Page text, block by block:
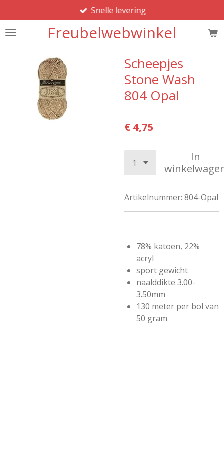
direct
naar
hoofdinhoud
Freubelwebwinkel
Snelle levering
Scheepjes
Stone Wash
804 Opal
€ 4,75
In
Artikelnummer: 804-Opal
78% katoen, 22%
acryl
sport gewicht
naalddikte 3.00-
3.50mm
130 meter per bol van
50 gram